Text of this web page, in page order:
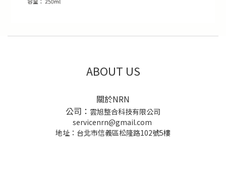
ABOUT US
關於NRN
公司： 雲旭整合科技有限公司
servicenrn@gmail.com
地址：台北市信義區松隆路102號5樓